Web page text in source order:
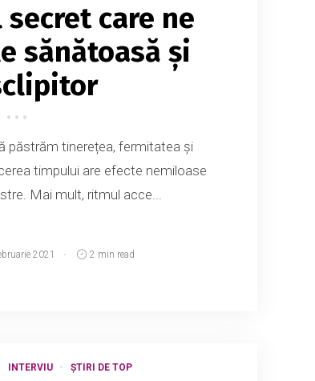
care ne
sănătoasă și
păstrăm tinerețea, fermitatea și
timpului are efecte nemiloase
Mai mult, ritmul acce...
2021 2 min read
INTERVIU ȘTIRI DE TOP